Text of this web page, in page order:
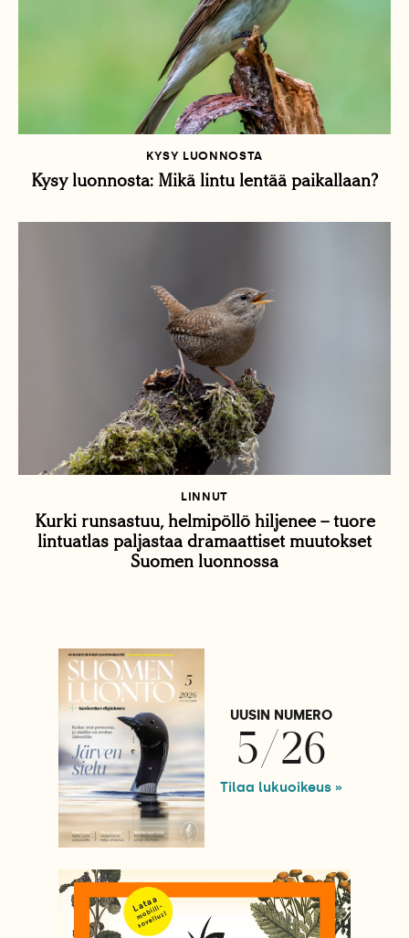
KYSY LUONNOSTA
Kysy luonnosta: Mikä lintu lentää paikallaan?
LINNUT
Kurki runsastuu, helmipöllö hiljenee – tuore
lintuatlas paljastaa dramaattiset muutokset
Suomen luonnossa
UUSIN NUMERO
5/26
Tilaa lukuoikeus »